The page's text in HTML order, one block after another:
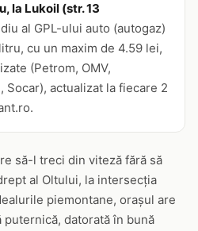
la Lukoil (str. 13
al GPL-ului auto (autogaz)
cu un maxim de 4.59 lei,
(Petrom, OMV,
Socar), actualizat la fiecare 2
să-l treci din viteză fără să
al Oltului, la intersecția
piemontane, orașul are
datorată în bună